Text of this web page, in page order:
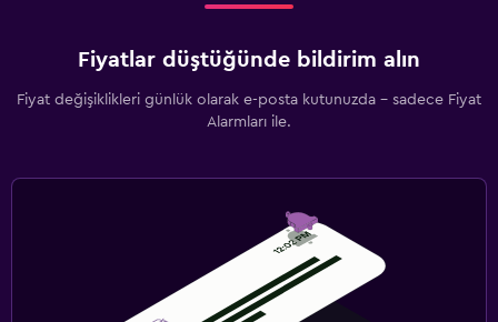
Fiyatlar düştüğünde bildirim alın
Fiyat değişiklikleri günlük olarak e-posta kutunuzda - sadece Fiyat
Alarmları ile.